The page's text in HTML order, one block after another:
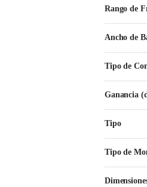
Rango de
Ancho de
Tipo de
Ganancia
Tipo
Tipo de